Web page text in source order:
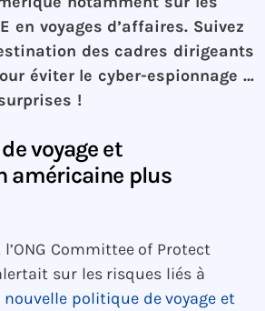
en voyages d’affaires. Suivez
des cadres dirigeants
éviter le cyber-espionnage …
!
voyage et
américaine plus
Committee of Protect
sur les risques liés à
nouvelle politique de voyage et